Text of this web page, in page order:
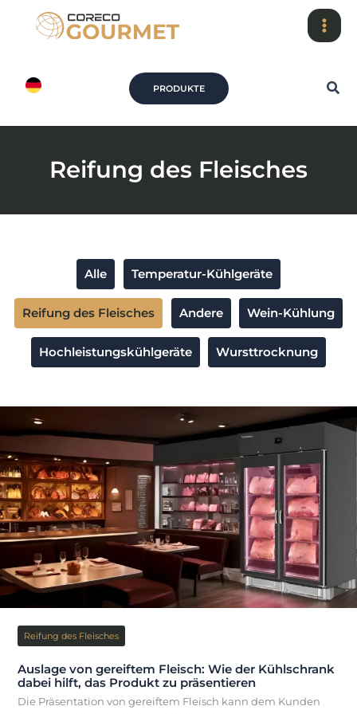
PRODUKTE
Reifung des Fleisches
Kategorie
filtern
Alle Temperatur-Kühlgeräte
Reifung des Fleisches Andere Wein-Kühlung
Hochleistungskühlgeräte Wursttrocknung
Reifung des Fleisches
Auslage von gereiftem Fleisch: Wie der Kühlschrank
dabei hilft, das Produkt zu präsentieren
Die Präsentation von gereiftem Fleisch kann dem Kunden